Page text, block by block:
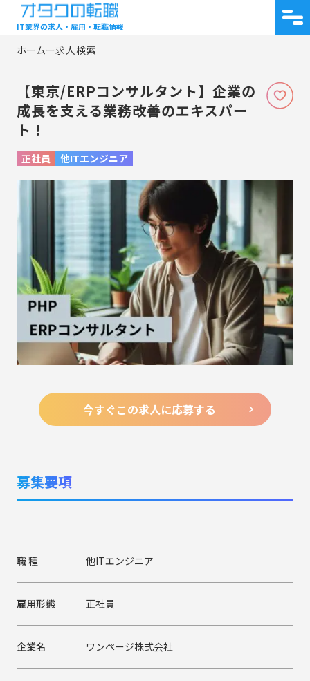
IT業界の求人・雇用・転職情報
求人検索
【東京/ERPコンサルタント】企業の
成長を支える業務改善のエキスパー
ト！
正社員 他ITエンジニア
今すぐこの求人に応募する
募集要項
職 種 他ITエンジニア
雇用形態 正社員
企業名 ワンページ株式会社